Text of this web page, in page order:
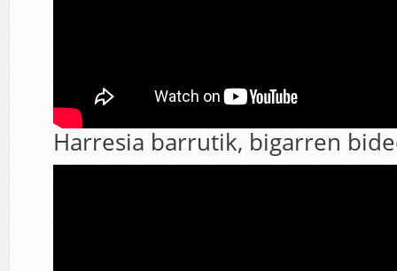
Harresia barrutik, bigarren